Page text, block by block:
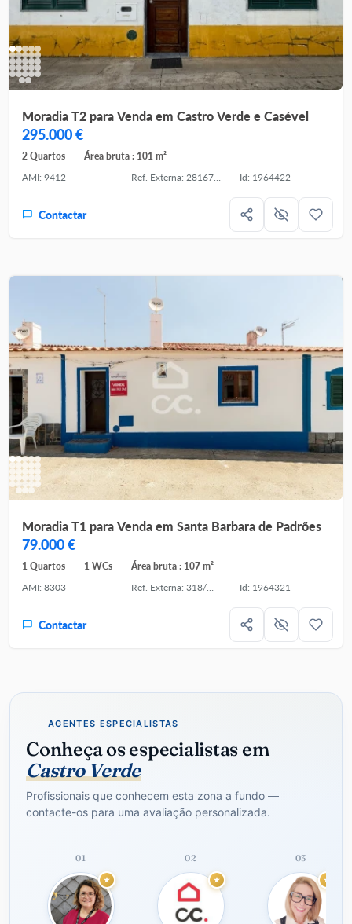
Moradia T2 para Venda em Castro Verde e Casével
295.000 €
2 Quartos
Área bruta : 101 m²
AMI: 9412
Ref. Externa: 281671036 Id: 1964422
Contactar
Moradia T1 para Venda em Santa Barbara de Padrões
79.000 €
1 Quartos 1 WCs
Área bruta : 107 m²
AMI: 8303
Ref. Externa: 318/M/03848 Id: 1964321
Contactar
AGENTES ESPECIALISTAS
Conheça os especialistas em
Castro Verde
Profissionais que conhecem esta zona a fundo —
contacte-os para uma avaliação personalizada.
01 02 03